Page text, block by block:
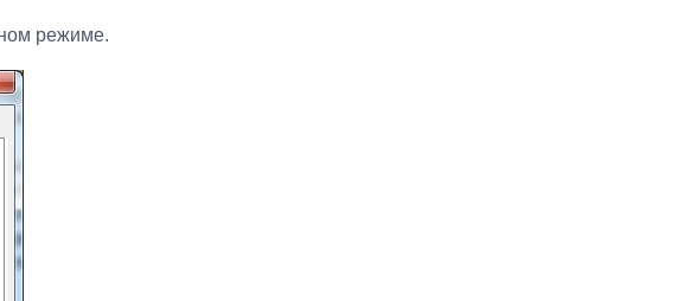
режиме.